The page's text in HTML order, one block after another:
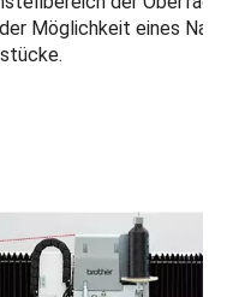
Möglichkeit eines